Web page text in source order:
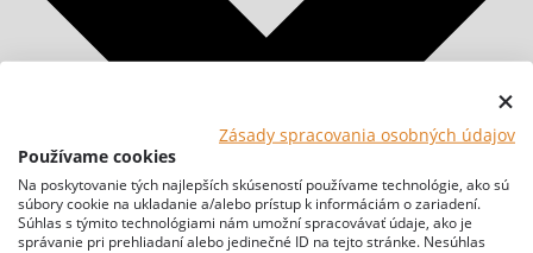
Zásady spracovania osobných údajov
Používame cookies
Na poskytovanie tých najlepších skúseností používame technológie, ako sú
súbory cookie na ukladanie a/alebo prístup k informáciám o zariadení.
Súhlas s týmito technológiami nám umožní spracovávať údaje, ako je
správanie pri prehliadaní alebo jedinečné ID na tejto stránke. Nesúhlas